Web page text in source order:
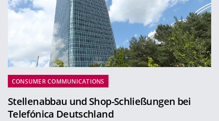
CONSUMER COMMUNICATIONS
Stellenabbau und Shop-Schließungen bei
Telefónica Deutschland